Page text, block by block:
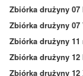
Zbiórka drużyny 07
Zbiórka drużyny 07
Zbiórka drużyny 11
Zbiórka drużyny 12
Zbiórka drużyny 12